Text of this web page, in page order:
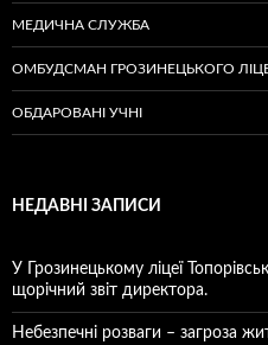
МЕДИЧНА СЛУЖБА
ОМБУДСМАН ГРОЗИНЕЦЬКОГО
ОБДАРОВАНІ УЧНІ
НЕДАВНІ ЗАПИСИ
У Грозинецькому ліцеї
щорічний звіт директора.
Небезпечні розваги – загроза